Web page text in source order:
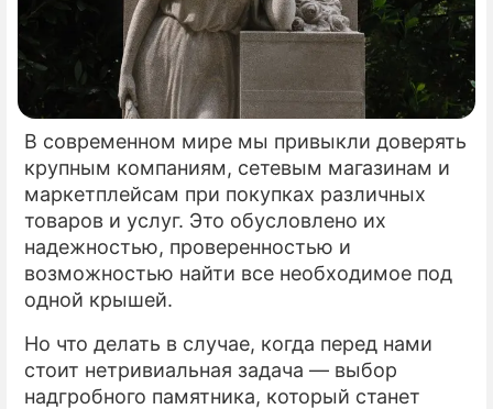
СТИЛЬ ЖИЗНИ
СЕРИАЛЫ
ИГРЫ
ПРЕСС-РЕЛИЗЫ
О ПРОЕКТЕ
В современном мире мы привыкли доверять
крупным компаниям, сетевым магазинам и
маркетплейсам при покупках различных
товаров и услуг. Это обусловлено их
надежностью, проверенностью и
возможностью найти все необходимое под
одной крышей.
Но что делать в случае, когда перед нами
стоит нетривиальная задача — выбор
надгробного памятника, который станет